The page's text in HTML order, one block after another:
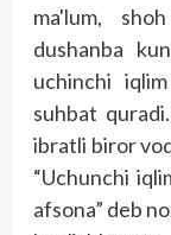
ma'lum,
dushanba
uchinchi
suhbat
ibratli biror
“Uchunchi
afsona” deb